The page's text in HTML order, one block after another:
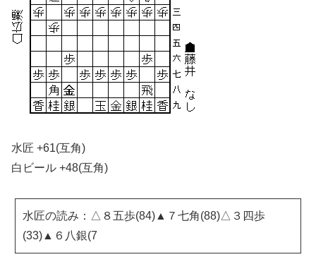
水匠 +61(互角)
白ビール +48(互角)
水匠の読み：△８五歩(84)▲７七角(88)△３四歩
(33)▲６八銀(7